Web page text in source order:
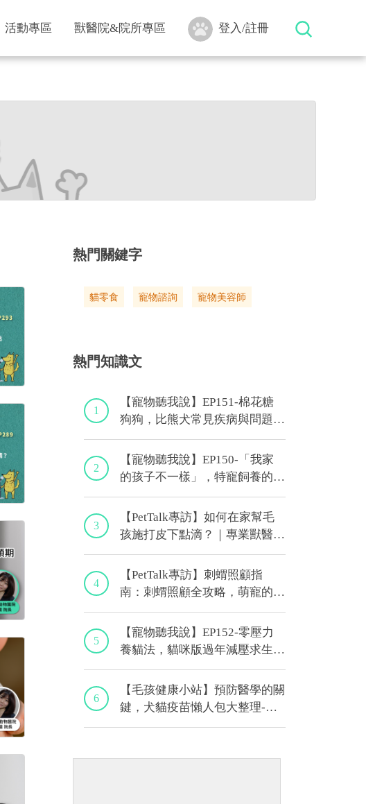
活動專區 獸醫院&院所專區 登入/註冊
熱門關鍵字
貓零食 寵物諮詢 寵物美容師
熱門知識文
1
【寵物聽我說】EP151-棉花糖
狗狗，比熊犬常見疾病與問題大
解析！｜專業獸醫—林筱瑞
2
【寵物聽我說】EP150-「我家
的孩子不一樣」，特寵飼養的最
佳後盾！特寵獸醫師駕到！｜專
業獸醫—侯彣
3
【PetTalk專訪】如何在家幫毛
孩施打皮下點滴？｜專業獸醫師
—宋子揚
4
【PetTalk專訪】刺蝟照顧指
南：刺蝟照顧全攻略，萌寵的健
康秘訣｜專業獸醫—侯彣
5
【寵物聽我說】EP152-零壓力
養貓法，貓咪版過年減壓求生
術！｜專業獸醫—黃偉珍
6
【毛孩健康小站】預防醫學的關
鍵，犬貓疫苗懶人包大整理-上
集｜程若芷獸醫師